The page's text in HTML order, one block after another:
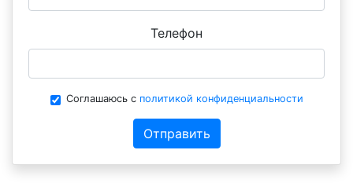
Телефон
Соглашаюсь с политикой конфиденциальности
Отправить